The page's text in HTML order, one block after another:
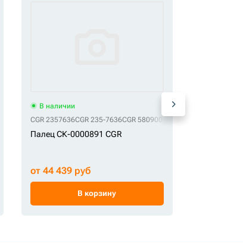
В наличии
CGR 2357636CGR 235-7636CGR 5809007
Палец СК-0000891 CGR
от 44 439 руб
В корзину